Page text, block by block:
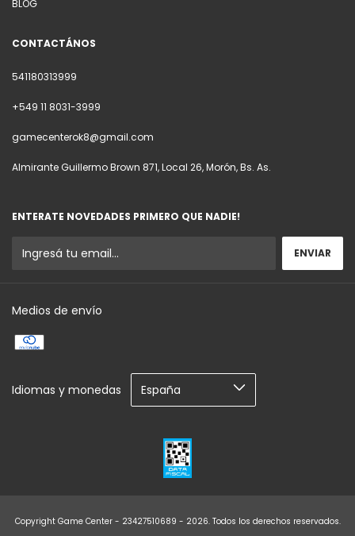
BLOG
CONTACTÁNOS
541180313999
+549 11 8031-3999
gamecenterok8@gmail.com
Almirante Guillermo Brown 871, Local 26, Morón, Bs. As.
ENTERATE NOVEDADES PRIMERO QUE NADIE!
Medios de envío
Idiomas y monedas
Copyright Game Center - 23427510689 - 2026. Todos los derechos reservados.